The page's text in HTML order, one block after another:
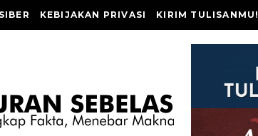
KEBIJAKAN PRIVASI KIRIM TULISANMU!